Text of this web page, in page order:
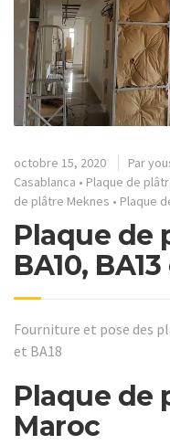
octobre 15, 2020 Par
Casablanca • Plaque de
de plâtre Meknes • Plaque
Plaque de
BA10,
Fourniture et pose des
et BA18
Plaque de
Maroc